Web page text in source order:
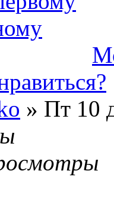
» Пт 10